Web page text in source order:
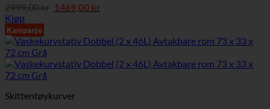
2999,00kr Opprinnelig
2999,00 kr.
1469,00 krNåværende
1469,00 kr.
Kjøp
Kampanje
Skittentøykurver